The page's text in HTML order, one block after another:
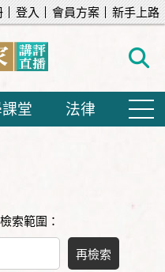
登入 會員方案 新手上路
堂 法律
索範圍：
再檢索